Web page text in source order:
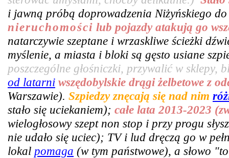
i jawną próbą doprowadzenia Niżyńskiego
nieruchomości lub pojazdy atakują go
natarczywie szeptane i wrzaskliwe ścieżki
myślenie, a miasta i bloki są gęsto usiane
poszczególne głośniczki, przywalić w sklepy,
od latarni wszędobylskie drągi żelbetowe z
Warszawie). Szpiedzy znęcają się nad nim
stało się uciekaniem); całe lata 2013-2023
wielogłosowy szept non stop i przy progu
nie udało się uciec); TV i lud dręczą go w
lokal pomaga (w tym państwowe), a słowo